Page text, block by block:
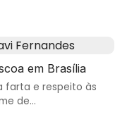
em Brasília
farta e respeito às
de…